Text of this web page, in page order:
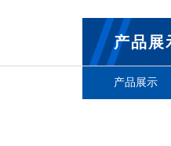
产品展
产品展示